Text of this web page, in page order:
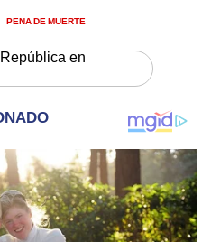
PENA DE MUERTE
en